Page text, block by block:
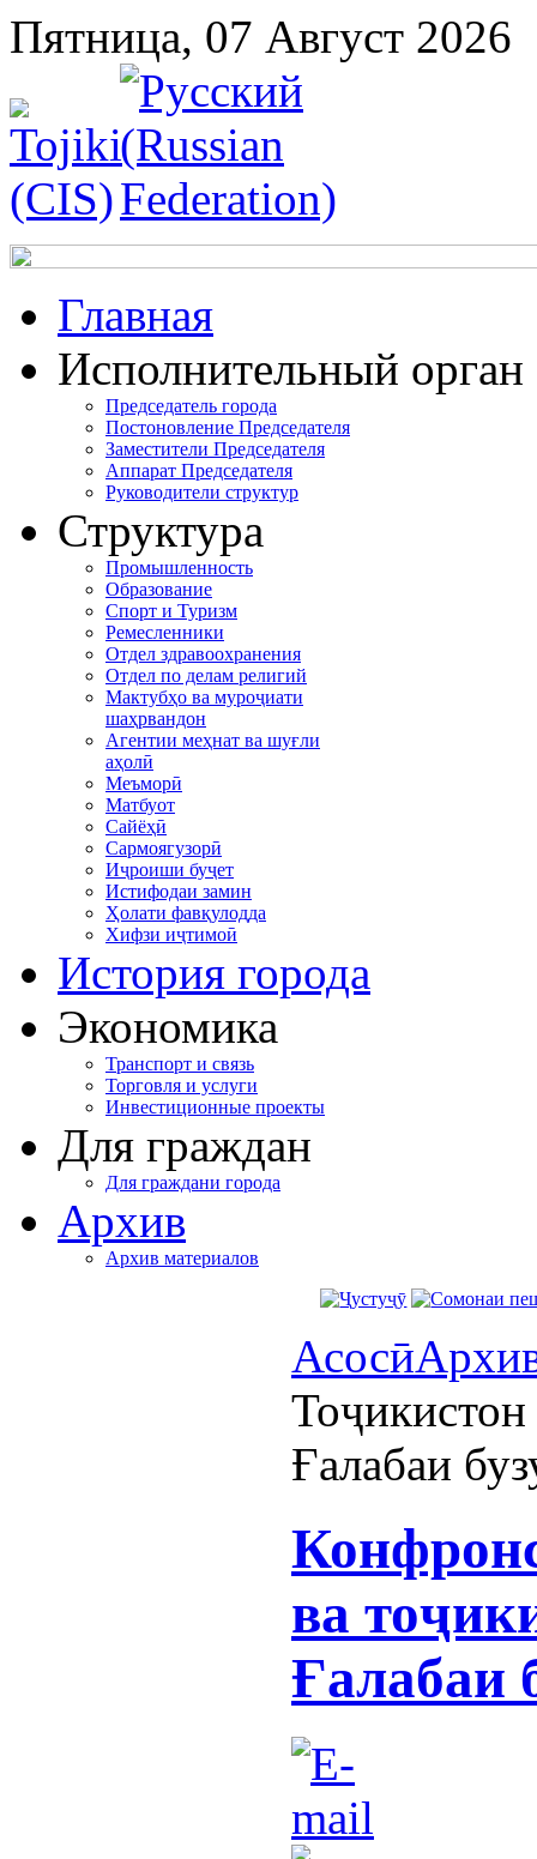
Пятница, 07 Август 2026
Главная
Исполнительный орган
Председатель города
Постоновление Председателя
Заместители Председателя
Аппарат Председателя
Руководители структур
Структура
Промышленность
Образование
Спорт и Туризм
Ремесленники
Отдел здравоохранения
Отдел по делам религий
Мактубҳо ва муроҷиати
шаҳрвандон
Агентии меҳнат ва шуғли
аҳолӣ
Меъморӣ
Матбуот
Сайёҳӣ
Сармоягузорӣ
Иҷроиши буҷет
Истифодаи замин
Ҳолати фавқулодда
Хифзи иҷтимоӣ
История города
Экономика
Транспорт и связь
Торговля и услуги
Инвестиционные проекты
Для граждан
Для граждани города
Архив
Архив материалов
Асосӣ
Тоҷикистон
Ғалабаи
ва
Ғалабаи